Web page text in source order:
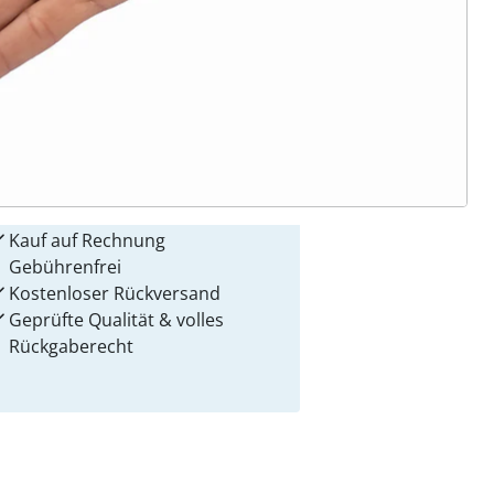
Versandkostenfrei ab 99 €
Kauf auf Rechnung
Gebührenfrei
Kostenloser Rückversand
Geprüfte Qualität & volles
Rückgaberecht